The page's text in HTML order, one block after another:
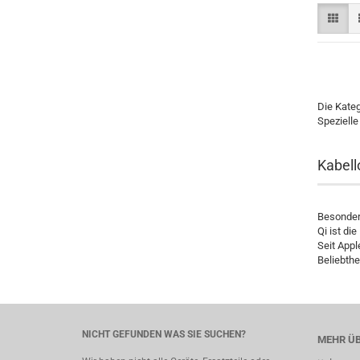
Die
Qi ist die
Seit
MEHR
NICHT GEFUNDEN WAS SIE SUCHEN?